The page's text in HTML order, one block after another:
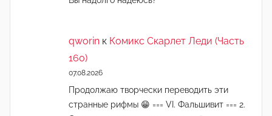
qworin к Комикс Скарлет Леди (Часть
160)
07.08.2026
Продолжаю творчески переводить эти
странные рифмы 😁 === VI. Фальшивит === 2.